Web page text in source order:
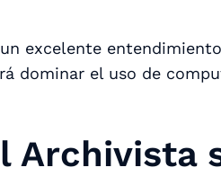
excelente
dominar el uso de
Archivista